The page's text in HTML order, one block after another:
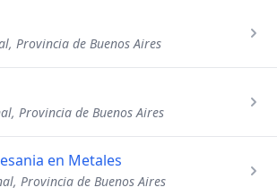
Provincia de Buenos Aires
Provincia de Buenos Aires
en Metales
Provincia de Buenos Aires